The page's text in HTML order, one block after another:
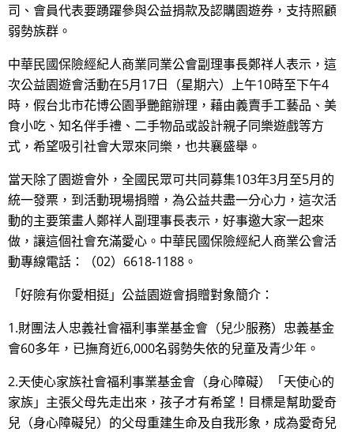
司、會員代表要踴躍參與公益捐款及認購園遊券，支持照顧
弱勢族群。
中華民國保險經紀人商業同業公會副理事長鄭祥人表示，這
次公益園遊會活動在5月17日（星期六）上午10時至下午4
時，假台北市花博公園爭艷館辦理，藉由義賣手工藝品、美
食小吃、知名伴手禮、二手物品或設計親子同樂遊戲等方
式，希望吸引社會大眾來同樂，也共襄盛舉。
當天除了園遊會外，全國民眾可共同募集103年3月至5月的
統一發票，到活動現場捐贈，為公益共盡一分心力，這次活
動的主要策畫人鄭祥人副理事長表示，好事邀大家一起來
做，讓這個社會充滿愛心。中華民國保險經紀人商業公會活
動專線電話：（02）6618-1188。
「好險有你愛相挺」公益園遊會捐贈對象簡介：
1.財團法人忠義社會福利事業基金會（兒少服務）忠義基金
會60多年，已撫育近6,000名弱勢失依的兒童及青少年。
2.天使心家族社會福利事業基金會（身心障礙）「天使心的
家族」主張父母先走出來，孩子才有希望！目標是幫助愛奇
兒（身心障礙兒）的父母重建生命及自我形象，成為愛奇兒